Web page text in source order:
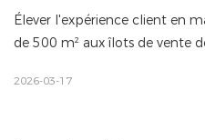
Élever l'expérience client en
de 500 m² aux îlots de vente
2026-03-17